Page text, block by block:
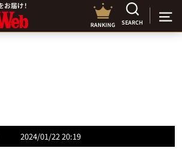
RANKING SEARCH
2024/01/22 20:19